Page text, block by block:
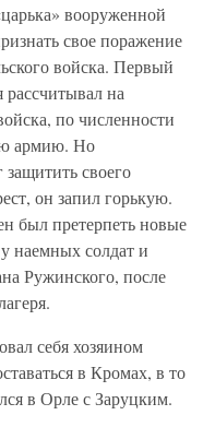
вооруженной
свое поражение
войска. Первый
рассчитывал на
по численности
армию. Но
своего
он запил горькую.
был претерпеть новые
наемных солдат и
Ружинского, после
себя хозяином
в Кромах, в то
в Орле с Заруцким.